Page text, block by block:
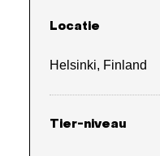
Locatie
Helsinki, Finland
Tier-niveau